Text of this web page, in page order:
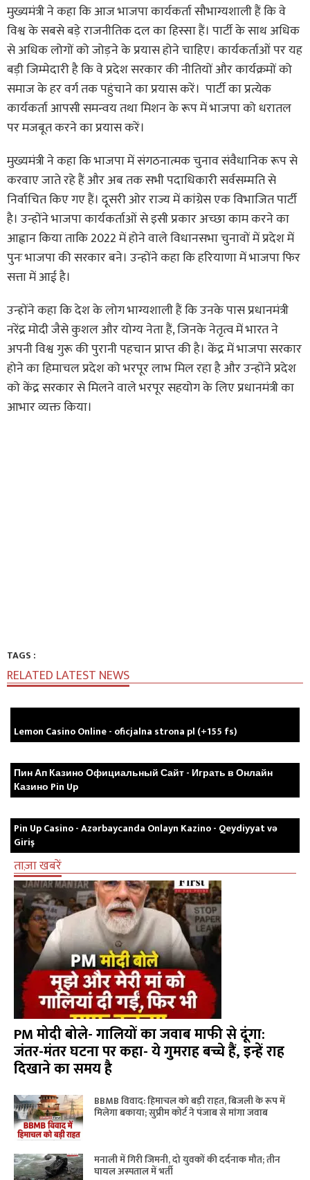
मुख्यमंत्री ने कहा कि आज भाजपा कार्यकर्ता सौभाग्यशाली हैं कि वे
विश्व के सबसे बड़े राजनीतिक दल का हिस्सा हैं। पार्टी के साथ अधिक
से अधिक लोगों को जोड़ने के प्रयास होने चाहिए। कार्यकर्ताओं पर यह
बड़ी जिम्मेदारी है कि वे प्रदेश सरकार की नीतियों और कार्यक्रमों को
समाज के हर वर्ग तक पहुंचाने का प्रयास करें। पार्टी का प्रत्येक
कार्यकर्ता आपसी समन्वय तथा मिशन के रूप में भाजपा को धरातल
पर मजबूत करने का प्रयास करें।
मुख्यमंत्री ने कहा कि भाजपा में संगठनात्मक चुनाव संवैधानिक रूप से
करवाए जाते रहे हैं और अब तक सभी पदाधिकारी सर्वसम्मति से
निर्वाचित किए गए हैं। दूसरी ओर राज्य में कांग्रेस एक विभाजित पार्टी
है। उन्होंने भाजपा कार्यकर्ताओं से इसी प्रकार अच्छा काम करने का
आह्वान किया ताकि 2022 में होने वाले विधानसभा चुनावों में प्रदेश में
पुनः भाजपा की सरकार बने। उन्होंने कहा कि हरियाणा में भाजपा फिर
सत्ता में आई है।
उन्होंने कहा कि देश के लोग भाग्यशाली हैं कि उनके पास प्रधानमंत्री
नरेंद्र मोदी जैसे कुशल और योग्य नेता हैं, जिनके नेतृत्व में भारत ने
अपनी विश्व गुरू की पुरानी पहचान प्राप्त की है। केंद्र में भाजपा सरकार
होने का हिमाचल प्रदेश को भरपूर लाभ मिल रहा है और उन्होंने प्रदेश
को केंद्र सरकार से मिलने वाले भरपूर सहयोग के लिए प्रधानमंत्री का
आभार व्यक्त किया।
TAGS :
RELATED LATEST NEWS
Lemon Casino Online - oficjalna strona pl (+155 fs)
Пин Ап Казино Официальный Сайт - Играть в Онлайн
Казино Pin Up
Pin Up Casino - Azərbaycanda Onlayn Kazino - Qeydiyyat və
Giriş
ताज़ा खबरें
PM मोदी बोले- गालियों का जवाब माफी से दूंगा:
जंतर-मंतर घटना पर कहा- ये गुमराह बच्चे हैं, इन्हें राह
दिखाने का समय है
BBMB विवाद: हिमाचल को बड़ी राहत, बिजली के रूप में
मिलेगा बकाया; सुप्रीम कोर्ट ने पंजाब से मांगा जवाब
मनाली में गिरी जिमनी, दो युवकों की दर्दनाक मौत; तीन
घायल अस्पताल में भर्ती